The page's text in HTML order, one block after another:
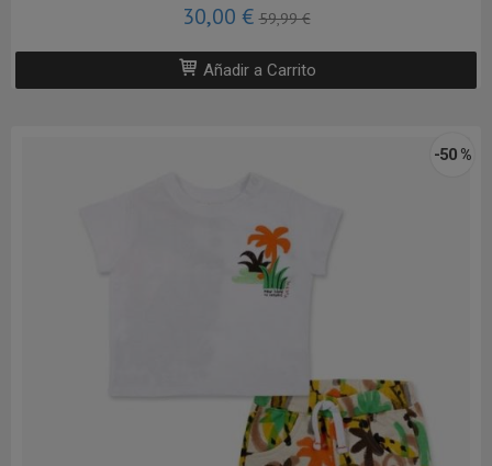
30,00 €59,99 €
Añadir a Carrito
-50 %